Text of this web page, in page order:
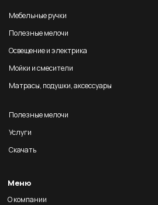
Мебельные ручки
Полезные мелочи
Освещение и электрика
Мойки и смесители
Матрасы, подушки, аксессуары
Полезные мелочи
Услуги
Скачать
Меню
О компании